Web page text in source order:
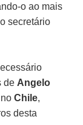
o ao mais
secretário
de Angelo
noChile,
desta